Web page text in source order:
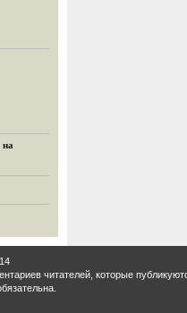
и
на
читателей, которые